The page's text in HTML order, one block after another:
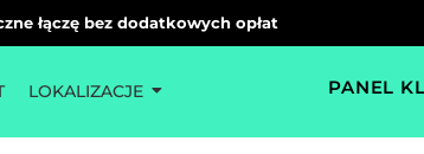
łączę bez dodatkowych opłat
LOKALIZACJE PANEL